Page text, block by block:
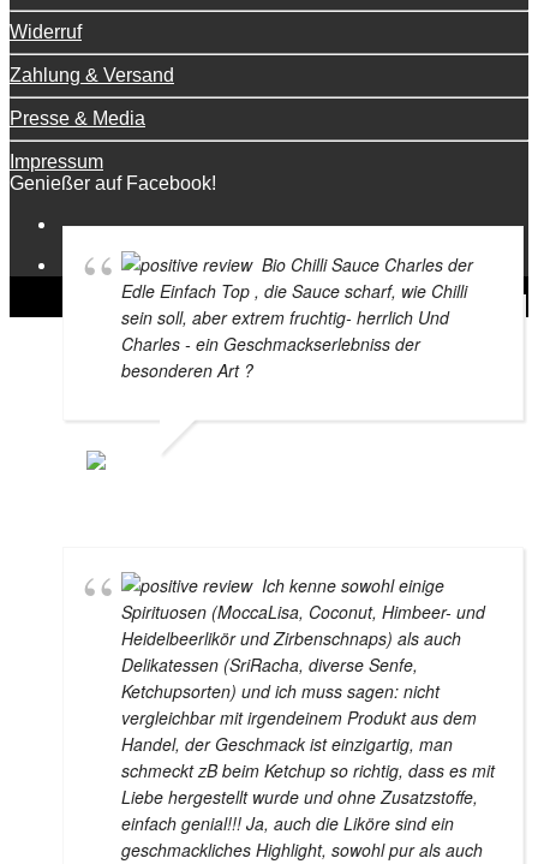
Widerruf
Zahlung & Versand
Presse & Media
Impressum
Genießer auf Facebook!
Bio Chilli Sauce Charles der
Edle Einfach Top , die Sauce scharf, wie Chilli
sein soll, aber extrem fruchtig- herrlich Und
Charles - ein Geschmackserlebniss der
besonderen Art ?
Ich kenne sowohl einige
Spirituosen (MoccaLisa, Coconut, Himbeer- und
Heidelbeerlikör und Zirbenschnaps) als auch
Delikatessen (SriRacha, diverse Senfe,
Ketchupsorten) und ich muss sagen: nicht
vergleichbar mit irgendeinem Produkt aus dem
Handel, der Geschmack ist einzigartig, man
schmeckt zB beim Ketchup so richtig, dass es mit
Liebe hergestellt wurde und ohne Zusatzstoffe,
einfach genial!!! Ja, auch die Liköre sind ein
geschmackliches Highlight, sowohl pur als auch